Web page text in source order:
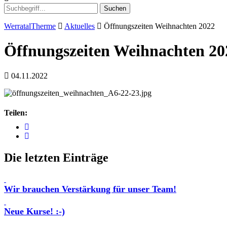
Suchen
WerratalTherme Aktuelles Öffnungszeiten Weihnachten 2022
Öffnungszeiten Weihnachten
04.11.2022
Teilen:
Die letzten Einträge
Wir brauchen Verstärkung für unser Team!
Neue Kurse! :-)